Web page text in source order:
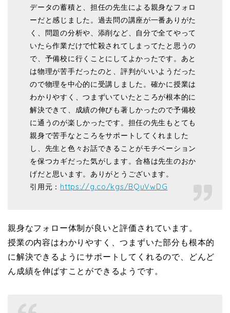
データの蓄積と、担任の先生による親身なフォロ
ーだと感じました。過去問の講座が一番ありがた
く、問題の分析や、添削など、自分で全てやって
いたら作業だけで忙殺されてしまってたと思うの
で、予備校に行くことにしてよかったです。あと
は物理が苦手だったのと、評判がいいようだった
ので物理を中心的に受講しました。確かに授業は
わかりやすく、つまずいていたところが根本的に
解決できて、成績の伸びも著しかったので予備校
に通うのが楽しかったです。担任の先生もとても
親身で苦手なところをサポートしてくれました
し、先生と色々お話できることがモチベーション
を保つカギだった気がします。合格は先生のおか
げだと思います。ありがとうございます。
引用元： https://g.co/kgs/BQuVwDG
親身なフォロー体制が良いと評価されています。
授業の内容はわかりやすく、つまずいた部分も根本的
に解決できるようにサポートしてくれるので、どんど
ん成績を伸ばすことができるようです。